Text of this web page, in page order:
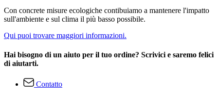
Con concrete misure ecologiche contibuiamo a mantenere l'impatto
sull'ambiente e sul clima il più basso possibile.
Qui puoi trovare maggiori informazioni.
Hai bisogno di un aiuto per il tuo ordine? Scrivici e saremo felici
di aiutarti.
Contatto